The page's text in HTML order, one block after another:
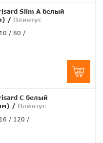
Slim A белый
/ Плинтус
10 80
C белый
/ Плинтус
16 120